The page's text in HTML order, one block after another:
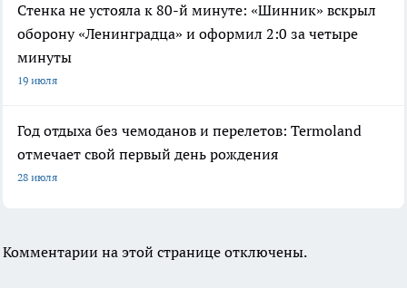
Стенка не устояла к 80-й минуте: «Шинник» вскрыл
оборону «Ленинградца» и оформил 2:0 за четыре
минуты
19 июля
Год отдыха без чемоданов и перелетов: Termoland
отмечает свой первый день рождения
28 июля
Комментарии на этой странице отключены.